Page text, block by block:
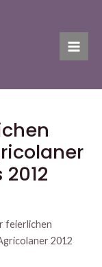
feierlichen
2012